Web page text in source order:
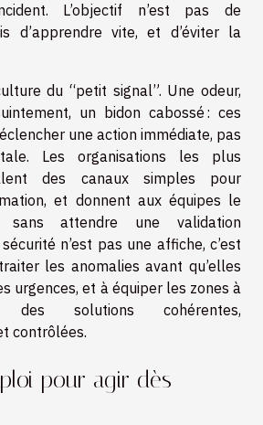
L’objectif n’est pas de
d’apprendre vite, et d’éviter la
du “petit signal”. Une odeur,
un bidon cabossé : ces
une action immédiate, pas
Les organisations les plus
des canaux simples pour
et donnent aux équipes le
sans attendre une validation
n’est pas une affiche, c’est
les anomalies avant qu’elles
urgences, et à équiper les zones à
solutions cohérentes,
contrôlées.
pour agir dès